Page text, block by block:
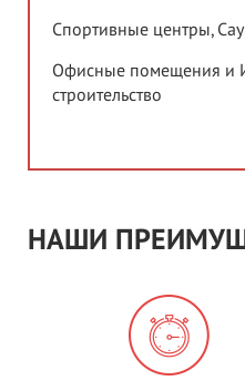
Спортивные центры,
Офисные помещения и
строительство
НАШИ